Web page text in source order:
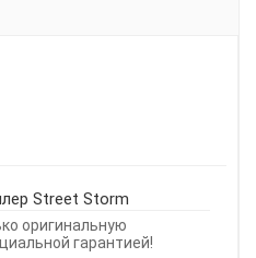
Street Storm
оригинальную
гарантией!